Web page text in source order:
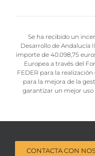
Se ha recibido un
Desarrollo de Andalucía
importe de 40.098,75
Europea a través del
FEDER para la
para la mejora de la
garantizar un mejor uso
CONTACTA CON